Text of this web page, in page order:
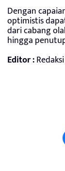
Dengan
optimistis
dari cabang
hingga
Editor :Redaksi